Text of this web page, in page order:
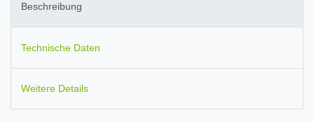
Beschreibung
Technische Daten
Weitere Details